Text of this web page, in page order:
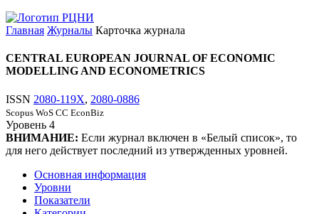
Главная Журналы Карточка журнала
CENTRAL EUROPEAN JOURNAL OF ECONOMIC
MODELLING AND ECONOMETRICS
ISSN 2080-119X, 2080-0886
Scopus WoS CC EconBiz
Уровень 4
ВНИМАНИЕ: Если журнал включен в «Белый список», то
для него действует последний из утвержденных уровней.
Основная информация
Уровни
Показатели